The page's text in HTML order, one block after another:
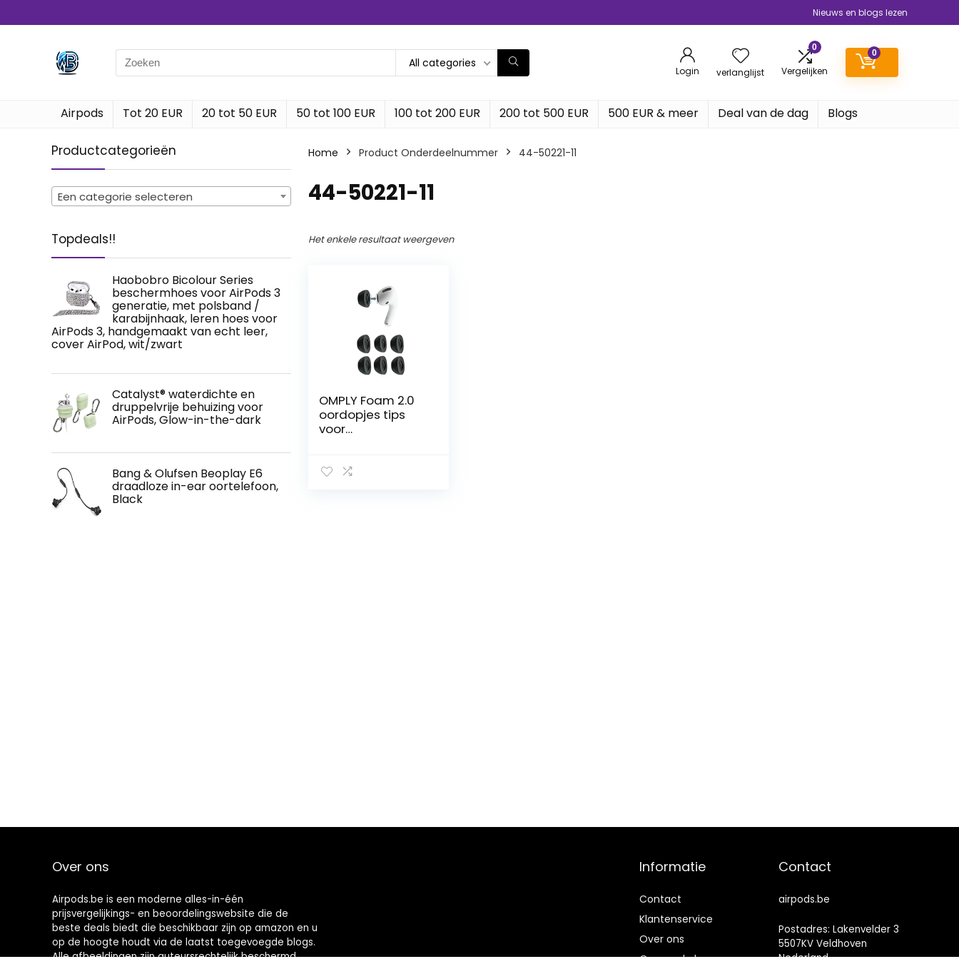
Nieuws en blogs lezen
Search
for:
All categories
Login verlanglijst
0
Vergelijken
0
Airpods Tot 20 EUR 20 tot 50 EUR 50 tot 100 EUR 100 tot 200 EUR 200 tot 500 EUR 500 EUR & meer Deal van de dag Blogs
Productcategorieën
Een categorie selecteren
Topdeals!!
Haobobro Bicolour Series
beschermhoes voor AirPods 3
generatie, met polsband /
karabijnhaak, leren hoes voor
AirPods 3, handgemaakt van echt leer,
cover AirPod, wit/zwart
Catalyst® waterdichte en
druppelvrije behuizing voor
AirPods, Glow-in-the-dark
Bang & Olufsen Beoplay E6
draadloze in-ear oortelefoon,
Black
Home Product Onderdeelnummer ‎44-50221-11
‎44-50221-11
Het enkele resultaat weergeven
OMPLY Foam 2.0
oordopjes tips
voor
de oortelefoons
Over ons
Airpods.be is een moderne alles-in-één
prijsvergelijkings- en beoordelingswebsite die de
beste deals biedt die beschikbaar zijn op amazon en u
op de hoogte houdt via de laatst toegevoegde blogs.
Alle afbeeldingen zijn auteursrechtelijk beschermd
Informatie
Contact
Klantenservice
Over ons
Contact
airpods.be
Postadres: Lakenvelder 3
5507KV Veldhoven